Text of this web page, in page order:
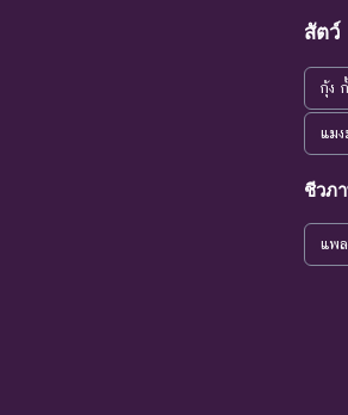
ระดับความรุนแรง : เสี่
สัตว์
กุ้ง
แม
ชีวภ
แพ